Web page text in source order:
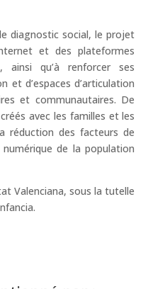
diagnostic social, le projet
et des plateformes
ainsi qu’à renforcer ses
et d’espaces d’articulation
et communautaires. De
avec les familles et les
réduction des facteurs de
de la population
Valenciana, sous la tutelle